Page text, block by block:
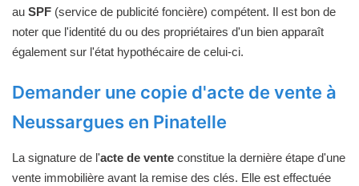
au SPF (service de publicité foncière) compétent. Il est bon de
noter que l'identité du ou des propriétaires d'un bien apparaît
également sur l'état hypothécaire de celui-ci.
Demander une copie d'acte de vente à
Neussargues en Pinatelle
La signature de l'acte de vente constitue la dernière étape d'une
vente immobilière avant la remise des clés. Elle est effectuée